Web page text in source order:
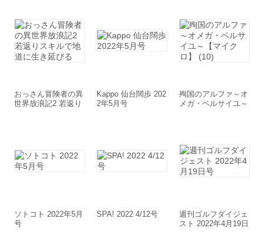
おっさん冒険者の異
世界放浪記2 若返り
Kappo 仙台闊歩 202
2年5月号
殉国のアルファ～オ
メガ・ベルサイユ～
ソトコト 2022年5月
号
SPA! 2022 4/12号
週刊ゴルフダイジェ
スト 2022年4月19日